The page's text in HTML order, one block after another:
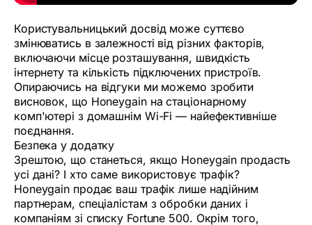
Користувальницький досвід може суттєво
змінюватись в залежності від різних факторів,
включаючи місце розташування, швидкість
інтернету та кількість підключених пристроїв.
Опираючись на відгуки ми можемо зробити
висновок, що Honeygain на стаціонарному
комп'ютері з домашнім Wi-Fi — найефективніше
поєднання.
Безпека у додатку
Зрештою, що станеться, якщо Honeygain продасть
усі дані? І хто саме використовує трафік?
Honeygain продає ваш трафік лише надійним
партнерам, спеціалістам з обробки даних і
компаніям зі списку Fortune 500. Окрім того,